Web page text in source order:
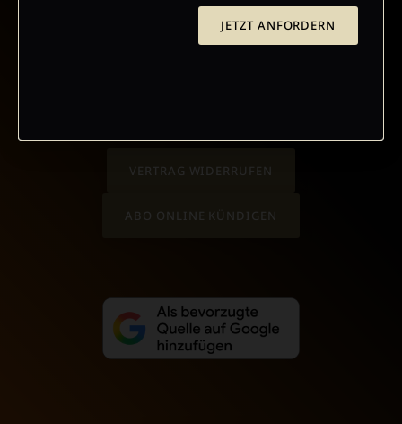
VERTRAG WIDERRUFEN
ABO ONLINE KÜNDIGEN
JETZT ANFORDERN